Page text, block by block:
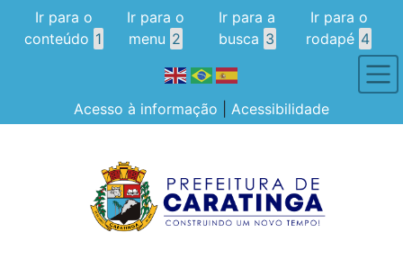
Ir para o
conteúdo 1
Ir para o
menu 2
Ir para a
busca 3
Ir para o
rodapé 4
Acesso à informação Acessibilidade